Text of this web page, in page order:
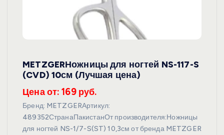
METZGERНожницы для ногтей NS-117-S
(CVD) 10см (Лучшая цена)
Цена от: 169 руб.
Бренд: METZGERАртикул:
489352СтранаПакистанОт производителя:Ножницы
для ногтей NS-1/7-S(ST) 10,3см от бренда METZGER